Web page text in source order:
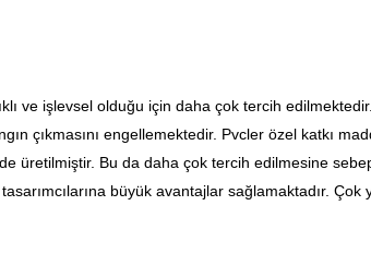
ve işlevsel olduğu için daha çok tercih
çıkmasını engellemektedir. Pvcler özel katkı
üretilmiştir. Bu da daha çok tercih edilmesine
büyük avantajlar sağlamaktadır.